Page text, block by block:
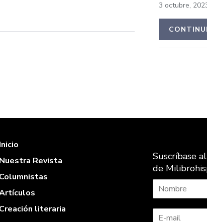
3 octubre,
Inicio
Nuestra Revista
Columnistas
Creación literaria
Suscríbase
de
o